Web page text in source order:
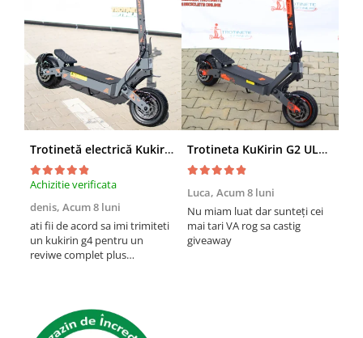
Trotinetă electrică Kukirin G4 (2026) motor 2000 W, viteză maximă 70 km/h, baterie cu litiu 60 V 20 Ah, anvelope de 11 inchi
Achizitie verificata
denis, Acum 8 luni
ati fii de acord sa imi trimiteti
un kukirin g4 pentru un
reviwe complet plus
Trotineta KuKirin G2 ULTRA (2026), 2 Motoare, 48v 18ah, Viteza 55 km/h, 1.600w, NEGRU+PORTOCALIU
Luca, Acum 8 luni
Nu miam luat dar sunteți cei
mai tari VA rog sa castig
giveaway